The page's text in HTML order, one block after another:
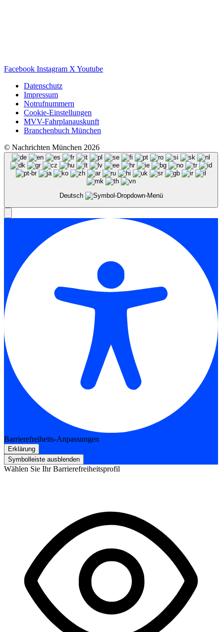
Facebook Instagram X Youtube
Datenschutz
Impressum
Notrufnummern
Cookie-Einstellungen
MVV-Fahrplanauskunft
Branchenbuch München
© Nachrichten München 2026
Deutsch
Barrierefreiheits-Anpassungen
Erklärung
Symbolleiste ausblenden
Wählen Sie Ihr Barrierefreiheitsprofil